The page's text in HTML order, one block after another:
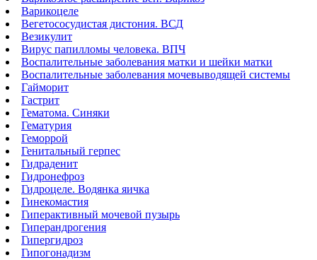
Варикоцеле
Вегетососудистая дистония. ВСД
Везикулит
Вирус папилломы человека. ВПЧ
Воспалительные заболевания матки и шейки матки
Воспалительные заболевания мочевыводящей системы
Гайморит
Гастрит
Гематома. Синяки
Гематурия
Геморрой
Генитальный герпес
Гидраденит
Гидронефроз
Гидроцеле. Водянка яичка
Гинекомастия
Гиперактивный мочевой пузырь
Гиперандрогения
Гипергидроз
Гипогонадизм